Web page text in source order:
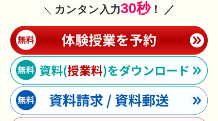
＼ カンタン入力30秒！ ／